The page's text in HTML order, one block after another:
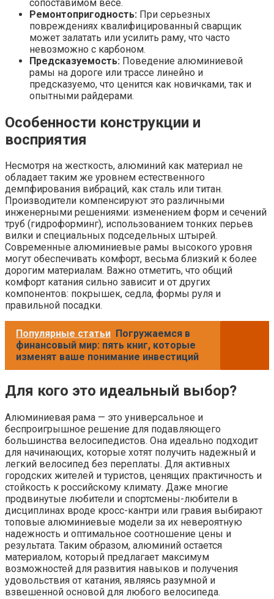
сопоставимом весе.
Ремонтопригодность: При серьезных
повреждениях квалифицированный сварщик
может залатать или усилить раму, что часто
невозможно с карбоном.
Предсказуемость: Поведение алюминиевой
рамы на дороге или трассе линейно и
предсказуемо, что ценится как новичками, так и
опытными райдерами.
Особенности конструкции и
восприятия
Несмотря на жесткость, алюминий как материал не
обладает таким же уровнем естественного
демпфирования вибраций, как сталь или титан.
Производители компенсируют это различными
инженерными решениями: изменением форм и сечений
труб (гидроформинг), использованием тонких перьев
вилки и специальных подседельных штырей.
Современные алюминиевые рамы высокого уровня
могут обеспечивать комфорт, весьма близкий к более
дорогим материалам. Важно отметить, что общий
комфорт катания сильно зависит и от других
компонентов: покрышек, седла, формы руля и
правильной посадки.
Популярные статьи Погружаемся в
финансовый мир: пять книг, которые
изменят ваше понимание инвестиций
Для кого это идеальный выбор?
Алюминиевая рама — это универсальное и
беспроигрышное решение для подавляющего
большинства велосипедистов. Она идеально подходит
для начинающих, которые хотят получить надежный и
легкий велосипед без переплаты. Для активных
городских жителей и туристов, ценящих практичность и
стойкость к российскому климату. Даже многие
продвинутые любители и спортсмены-любители в
дисциплинах вроде кросс-кантри или гравия выбирают
топовые алюминиевые модели за их невероятную
надежность и оптимальное соотношение цены и
результата. Таким образом, алюминий остается
материалом, который предлагает максимум
возможностей для развития навыков и получения
удовольствия от катания, являясь разумной и
взвешенной основой для любого велосипеда.